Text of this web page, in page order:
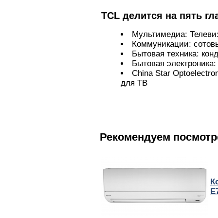
TCL делится на пять
Мультимедиа:
Коммуникации:
Бытовая техника:
Бытовая
China Star
для ТВ
Рекомендуем